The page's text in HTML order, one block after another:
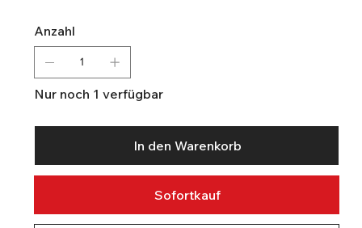
Anzahl
Nur noch 1 verfügbar
In den Warenkorb
Sofortkauf